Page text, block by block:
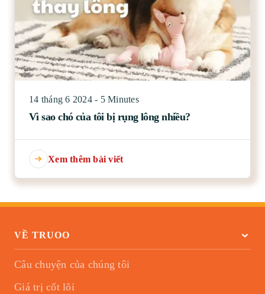
14 tháng 6 2024 - 5 Minutes
Vì sao chó của tôi bị rụng lông nhiều?
Xem thêm bài viết
VỀ TRUOO
Câu chuyện của chúng tôi
Giá trị cốt lõi